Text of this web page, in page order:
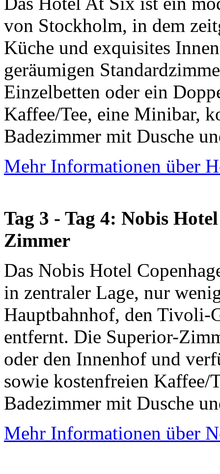
von Stockholm, in dem
Küche und exquisites
geräumigen
Einzelbetten oder ein
Kaffee/Tee, eine Minibar,
Badezimmer mit Dusche
Mehr Informationen über
Tag 3 - Tag 4: Nobis
Zimmer
Das Nobis Hotel
in zentraler Lage, nur
Hauptbahnhof, den Tivoli-
entfernt. Die Superior-
oder den Innenhof und
sowie kostenfreien
Badezimmer mit Dusche
Mehr Informationen über